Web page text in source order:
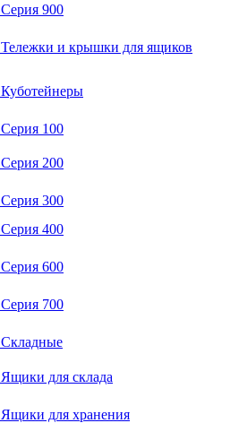
Серия 900
Тележки и крышки для ящиков
Куботейнеры
Серия 100
Серия 200
Серия 300
Серия 400
Серия 600
Серия 700
Складные
Ящики для склада
Ящики для хранения